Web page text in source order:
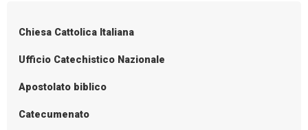
Chiesa Cattolica Italiana
Ufficio Catechistico Nazionale
Apostolato biblico
Catecumenato